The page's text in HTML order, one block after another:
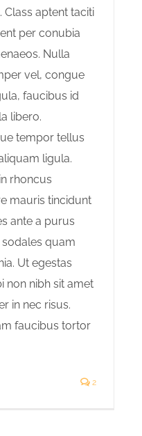
Class aptent taciti
per conubia
Nulla
vel, congue
faucibus id
libero.
tempor tellus
ligula.
rhoncus
mauris tincidunt
ante a purus
quam
Ut egestas
non nibh sit amet
in nec risus.
faucibus tortor
2